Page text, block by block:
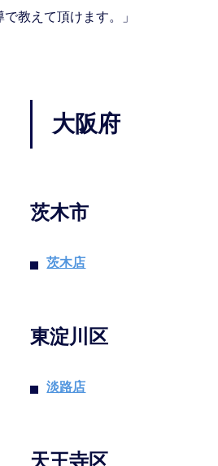
教えて頂けます。」
大阪府
茨木市
茨木店
東淀川区
淡路店
天王寺区